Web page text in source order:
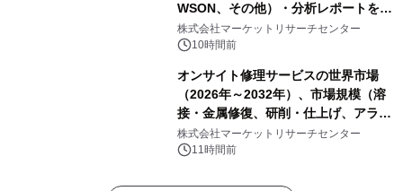
WSON、その他）・分析レポートを発
表
株式会社マーケットリサーチセンター
10時間前
オンサイト修理サービスの世界市場
（2026年～2032年）、市場規模（溶
接・金属修復、研削・仕上げ、アライ
メント、その他）・分析レポートを発
表
株式会社マーケットリサーチセンター
11時間前